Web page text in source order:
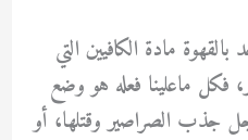
مادة الكافيين التي
فكل ماعلينا فعله هو وضع
جذب الصراصير وقتلها، أو